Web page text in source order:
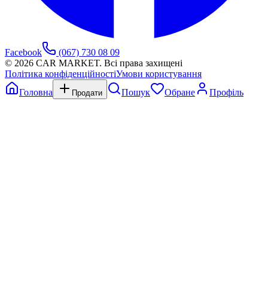
Facebook
(067) 730 08 09
© 2026 CAR MARKET. Всі права захищені
Політика конфіденційностіУмови користування
Головна
Продати Пошук Обране Профіль